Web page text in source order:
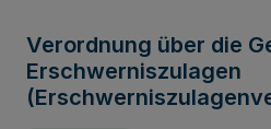
Verordnung über die
Erschwerniszulagen